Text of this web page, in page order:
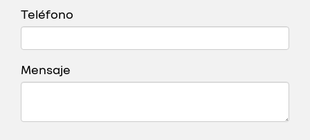
Teléfono
Mensaje